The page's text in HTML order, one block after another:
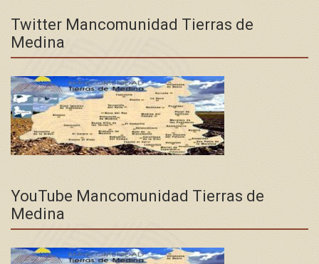
Twitter Mancomunidad Tierras de
Medina
YouTube Mancomunidad Tierras de
Medina